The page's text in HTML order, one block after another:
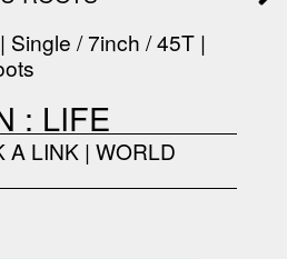
: LIFE
A LINK| WORLD